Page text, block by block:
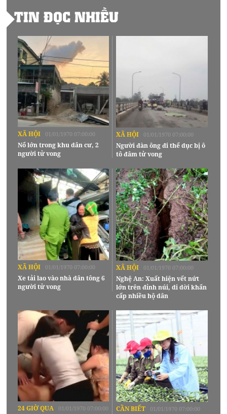
TIN ĐỌC NHIỀU
XÃ HỘI 01/01/1970 07:00:00
Nổ lớn trong khu dân cư, 2
người tử vong
XÃ HỘI 01/01/1970 07:00:00
Người đàn ông đi thể dục bị ô
tô đâm tử vong
XÃ HỘI 01/01/1970 07:00:00
Xe tải lao vào nhà dân tông 6
người tử vong
XÃ HỘI 01/01/1970 07:00:00
Nghệ An: Xuất hiện vết nứt
lớn trên đỉnh núi, di dời khẩn
cấp nhiều hộ dân
24 GIỜ QUA 01/01/1970 07:00:00 CẦN BIẾT 01/01/1970 07:00:00